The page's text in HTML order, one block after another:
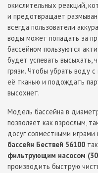
окислительных реакций,
и предотвращает
всегда пользователи
воды может попадать за
бассейном пользуются
будет успевать высыхать,
грязи. Чтобы убрать воду
её тканью и подождать
высохнет.
Модель бассейна в
позволяет как взрослым,
досуг совместными играми
бассейн Бествей 56100
фильтрующим насосом
производить быструю